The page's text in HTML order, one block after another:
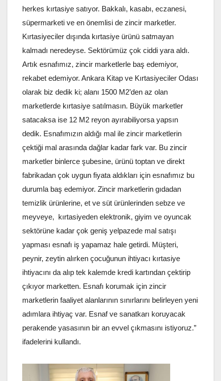
herkes kırtasiye satıyor. Bakkalı, kasabı, eczanesi,
süpermarketi ve en önemlisi de zincir marketler.
Kırtasiyeciler dışında kırtasiye ürünü satmayan
kalmadı neredeyse. Sektörümüz çok ciddi yara aldı.
Artık esnafımız, zincir marketlerle baş edemiyor,
rekabet edemiyor. Ankara Kitap ve Kırtasiyeciler Odası
olarak biz dedik ki; alanı 1500 M2’den az olan
marketlerde kırtasiye satılmasın. Büyük marketler
satacaksa ise 12 M2 reyon ayırabiliyorsa yapsın
dedik. Esnafımızın aldığı mal ile zincir marketlerin
çektiği mal arasında dağlar kadar fark var. Bu zincir
marketler binlerce şubesine, ürünü toptan ve direkt
fabrikadan çok uygun fiyata aldıkları için esnafımız bu
durumla baş edemiyor. Zincir marketlerin gıdadan
temizlik ürünlerine, et ve süt ürünlerinden sebze ve
meyveye, kırtasiyeden elektronik, giyim ve oyuncak
sektörüne kadar çok geniş yelpazede mal satışı
yapması esnafı iş yapamaz hale getirdi. Müşteri,
peynir, zeytin alırken çocuğunun ihtiyacı kırtasiye
ihtiyacını da alıp tek kalemde kredi kartından çektirip
çıkıyor marketten. Esnafı korumak için zincir
marketlerin faaliyet alanlarının sınırlarını belirleyen yeni
adımlara ihtiyaç var. Esnaf ve sanatkarı koruyacak
perakende yasasının bir an evvel çıkmasını istiyoruz.”
ifadelerini kullandı.